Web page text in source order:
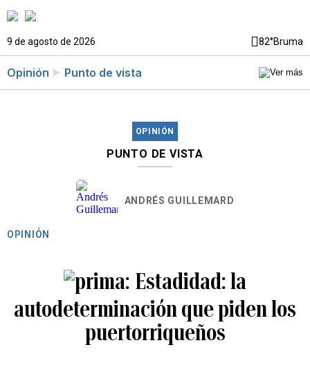
9 de agosto de 2026 82°Bruma
Opinión Punto de vista
OPINIÓN
PUNTO DE VISTA
ANDRÉS GUILLEMARD
OPINIÓN
Estadidad: la
autodeterminación que piden los
puertorriqueños